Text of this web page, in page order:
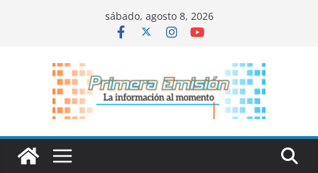
sábado, agosto 8, 2026